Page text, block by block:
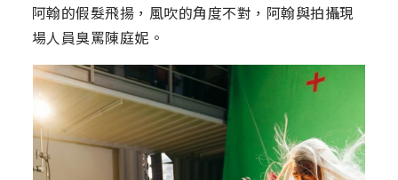
阿翰的假髮飛揚，風吹的角度不對，阿翰與拍攝現
場人員臭罵陳庭妮。